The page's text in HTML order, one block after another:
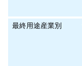
最終用途産業別